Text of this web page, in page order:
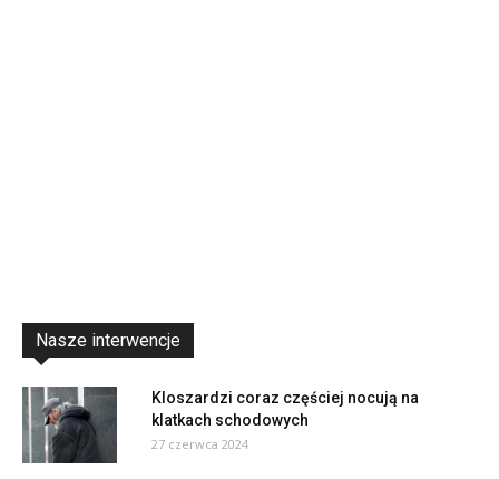
Nasze interwencje
Kloszardzi coraz częściej nocują na
klatkach schodowych
27 czerwca 2024